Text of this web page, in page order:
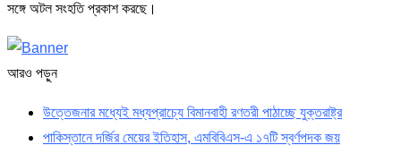
সঙ্গে অটল সংহতি প্রকাশ করছে।
আরও পড়ুন
উত্তেজনার মধ্যেই মধ্যপ্রাচ্যে বিমানবাহী রণতরী পাঠাচ্ছে যুক্তরাষ্ট্র
পাকিস্তানে দর্জির মেয়ের ইতিহাস, এমবিবিএস-এ ১৭টি স্বর্ণপদক জয়